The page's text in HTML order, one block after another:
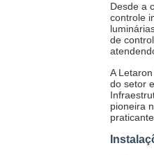
Desde a
controle
de
A
do setor
pioneira